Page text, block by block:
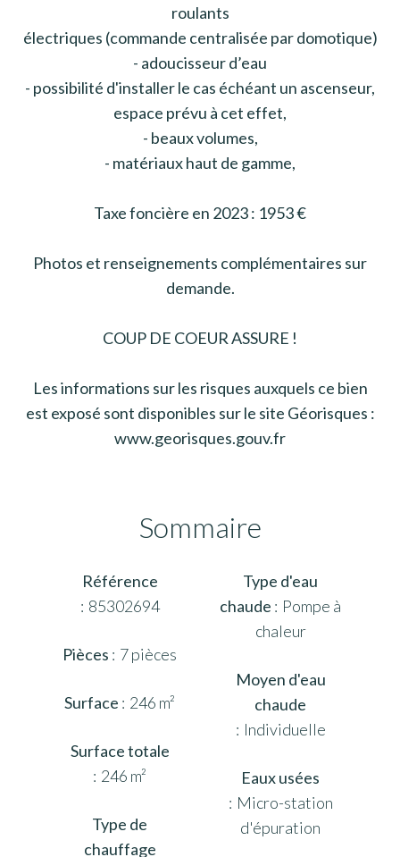
roulants
électriques (commande centralisée par domotique)
- adoucisseur d’eau
- possibilité d'installer le cas échéant un ascenseur,
espace prévu à cet effet,
- beaux volumes,
- matériaux haut de gamme,
Taxe foncière en 2023 : 1953 €
Photos et renseignements complémentaires sur
demande.
COUP DE COEUR ASSURE !
Les informations sur les risques auxquels ce bien
est exposé sont disponibles sur le site Géorisques :
www.georisques.gouv.fr
Sommaire
Référence
85302694
Pièces 7 pièces
Surface 246 m²
Surface totale
246 m²
Type de
chauffage
Type d'eau
chaude
Pompe à
chaleur
Moyen d'eau
chaude
Individuelle
Eaux usées
Micro-station
d'épuration